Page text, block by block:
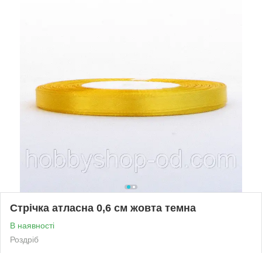
Стрічка атласна 0,6 см жовта темна
В наявності
Роздріб